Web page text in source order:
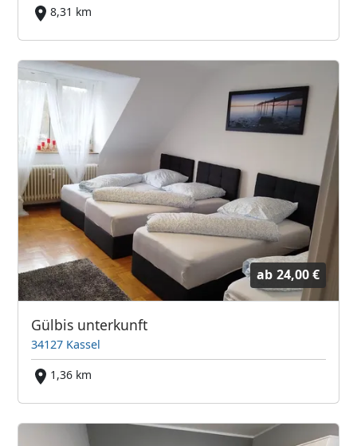
8,31 km
ab 24,00 €
Gülbis unterkunft
34127 Kassel
1,36 km